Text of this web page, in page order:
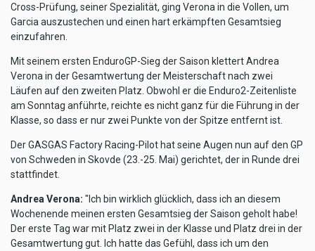
Cross-Prüfung, seiner Spezialität, ging Verona in die Vollen, um
Garcia auszustechen und einen hart erkämpften Gesamtsieg
einzufahren.
Mit seinem ersten EnduroGP-Sieg der Saison klettert Andrea
Verona in der Gesamtwertung der Meisterschaft nach zwei
Läufen auf den zweiten Platz. Obwohl er die Enduro2-Zeitenliste
am Sonntag anführte, reichte es nicht ganz für die Führung in der
Klasse, so dass er nur zwei Punkte von der Spitze entfernt ist.
Der GASGAS Factory Racing-Pilot hat seine Augen nun auf den GP
von Schweden in Skovde (23.-25. Mai) gerichtet, der in Runde drei
stattfindet.
Andrea Verona: "Ich bin wirklich glücklich, dass ich an diesem
Wochenende meinen ersten Gesamtsieg der Saison geholt habe!
Der erste Tag war mit Platz zwei in der Klasse und Platz drei in der
Gesamtwertung gut. Ich hatte das Gefühl, dass ich um den